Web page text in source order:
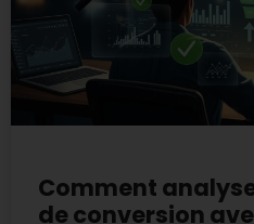
Comment
de conversion